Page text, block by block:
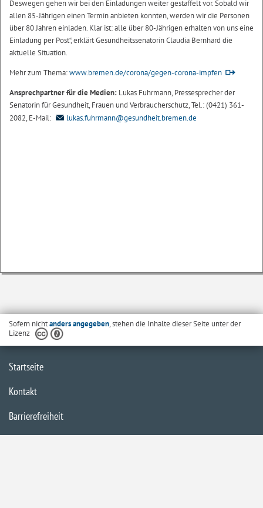
Deswegen gehen wir bei den Einladungen weiter gestaffelt vor. Sobald wir
allen 85-Jährigen einen Termin anbieten konnten, werden wir die Personen
über 80 Jahren einladen. Klar ist: alle über 80-Jährigen erhalten von uns eine
Einladung per Post“, erklärt Gesundheitssenatorin Claudia Bernhard die
aktuelle Situation.
Mehr zum Thema:www.bremen.de/corona/gegen-corona-impfen
Ansprechpartner für die Medien: Lukas Fuhrmann, Pressesprecher der
Senatorin für Gesundheit, Frauen und Verbraucherschutz, Tel.: (0421) 361-
2082, E-Mail:
lukas.fuhrmann@gesundheit.bremen.de
Sofern nichtanders angegeben, stehen die Inhalte dieser Seite unter der
Lizenz
Startseite
Kontakt
Barrierefreiheit